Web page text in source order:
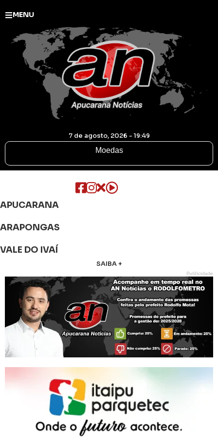
MENU
7 de agosto, 2026 - 19:49
Moedas
APUCARANA
ARAPONGAS
VALE DO IVAÍ
SAIBA +
Publicidade